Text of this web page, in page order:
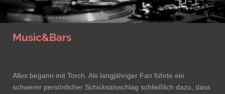
Music&Bars
Alles begann mit Torch. Als langjähriger Fan führte ein
schwerer persönlicher Schicksalsschlag schließlich dazu, dass